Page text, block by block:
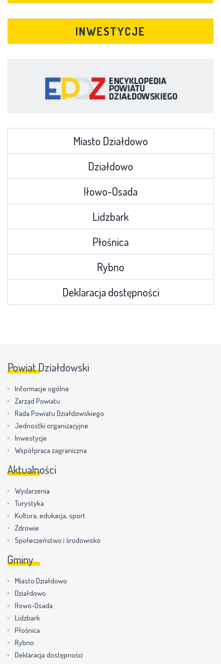
INWESTYCJE
Miasto Działdowo
Działdowo
Iłowo-Osada
Lidzbark
Płośnica
Rybno
Deklaracja dostępności
Powiat Działdowski
Informacje ogólne
Zarząd Powiatu
Rada Powiatu Działdowskiego
Jednostki organizacyjne
Inwestycje
Współpraca zagraniczna
Aktualności
Wydarzenia
Turystyka
Kultura, edukacja, sport
Zdrowie
Społeczeństwo i środowisko
Gminy
Miasto Działdowo
Działdowo
Iłowo-Osada
Lidzbark
Płośnica
Rybno
Deklaracja dostępności